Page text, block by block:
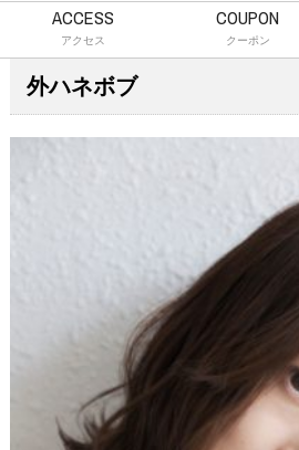
ACCESS
アクセス
COUPON
クーポン
外ハネボブ